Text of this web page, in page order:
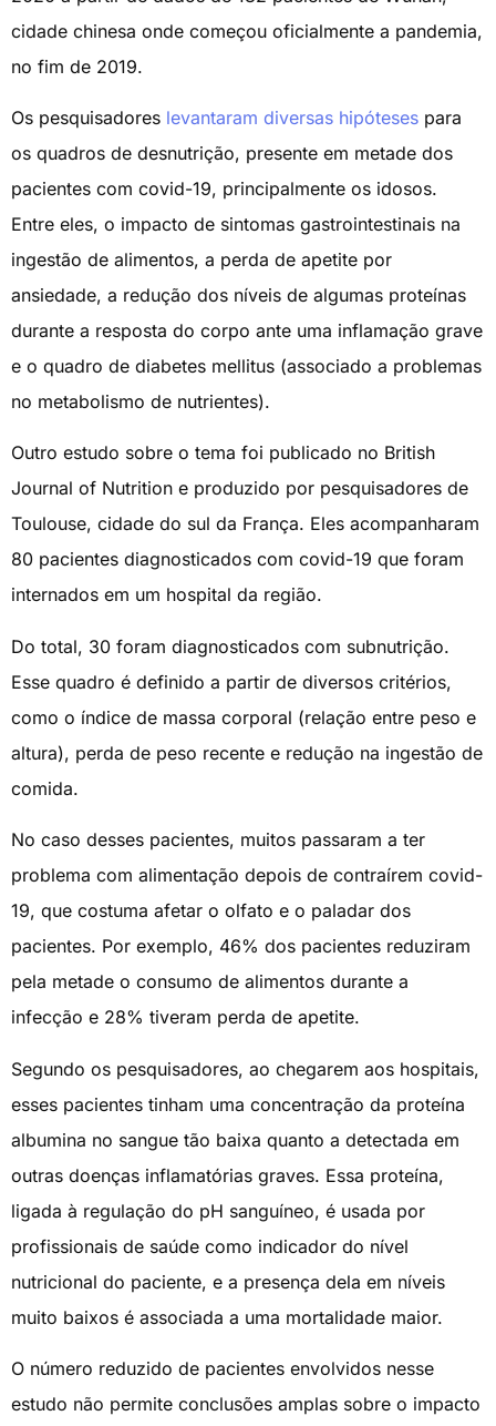
cidade chinesa onde começou oficialmente a pandemia,
no fim de 2019.
Os pesquisadores levantaram diversas hipóteses para
os quadros de desnutrição, presente em metade dos
pacientes com covid-19, principalmente os idosos.
Entre eles, o impacto de sintomas gastrointestinais na
ingestão de alimentos, a perda de apetite por
ansiedade, a redução dos níveis de algumas proteínas
durante a resposta do corpo ante uma inflamação grave
e o quadro de diabetes mellitus (associado a problemas
no metabolismo de nutrientes).
Outro estudo sobre o tema foi publicado no British
Journal of Nutrition e produzido por pesquisadores de
Toulouse, cidade do sul da França. Eles acompanharam
80 pacientes diagnosticados com covid-19 que foram
internados em um hospital da região.
Do total, 30 foram diagnosticados com subnutrição.
Esse quadro é definido a partir de diversos critérios,
como o índice de massa corporal (relação entre peso e
altura), perda de peso recente e redução na ingestão de
comida.
No caso desses pacientes, muitos passaram a ter
problema com alimentação depois de contraírem covid-
19, que costuma afetar o olfato e o paladar dos
pacientes. Por exemplo, 46% dos pacientes reduziram
pela metade o consumo de alimentos durante a
infecção e 28% tiveram perda de apetite.
Segundo os pesquisadores, ao chegarem aos hospitais,
esses pacientes tinham uma concentração da proteína
albumina no sangue tão baixa quanto a detectada em
outras doenças inflamatórias graves. Essa proteína,
ligada à regulação do pH sanguíneo, é usada por
profissionais de saúde como indicador do nível
nutricional do paciente, e a presença dela em níveis
muito baixos é associada a uma mortalidade maior.
O número reduzido de pacientes envolvidos nesse
estudo não permite conclusões amplas sobre o impacto